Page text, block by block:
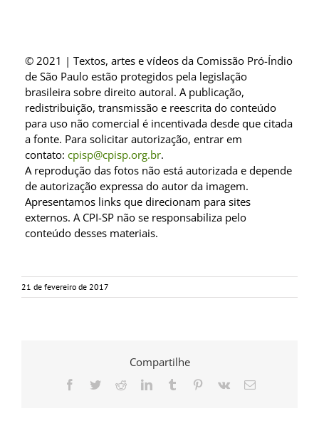
© 2021 | Textos, artes e vídeos da Comissão Pró-Índio
de São Paulo estão protegidos pela legislação
brasileira sobre direito autoral. A publicação,
redistribuição, transmissão e reescrita do conteúdo
para uso não comercial é incentivada desde que citada
a fonte. Para solicitar autorização, entrar em
contato: cpisp@cpisp.org.br.
A reprodução das fotos não está autorizada e depende
de autorização expressa do autor da imagem.
Apresentamos links que direcionam para sites
externos. A CPI-SP não se responsabiliza pelo
conteúdo desses materiais.
21 de fevereiro de 2017
Compartilhe
Facebook
TwitterRedditLinkedInTumblr Pinterest
Vk
E-